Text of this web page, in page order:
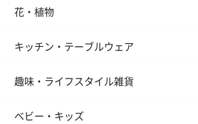
の＋αにおすすめです。
花・植物
キッチン・テーブルウェア
趣味・ライフスタイル雑貨
ベビー・キッズ